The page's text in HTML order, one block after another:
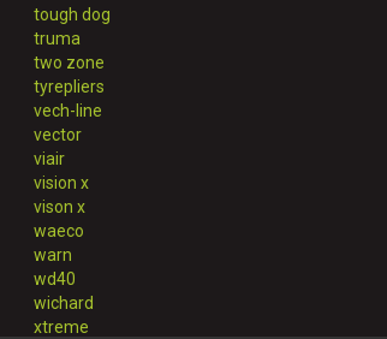
tough dog
truma
two zone
tyrepliers
vech-line
vector
viair
vision x
vison x
waeco
warn
wd40
wichard
xtreme